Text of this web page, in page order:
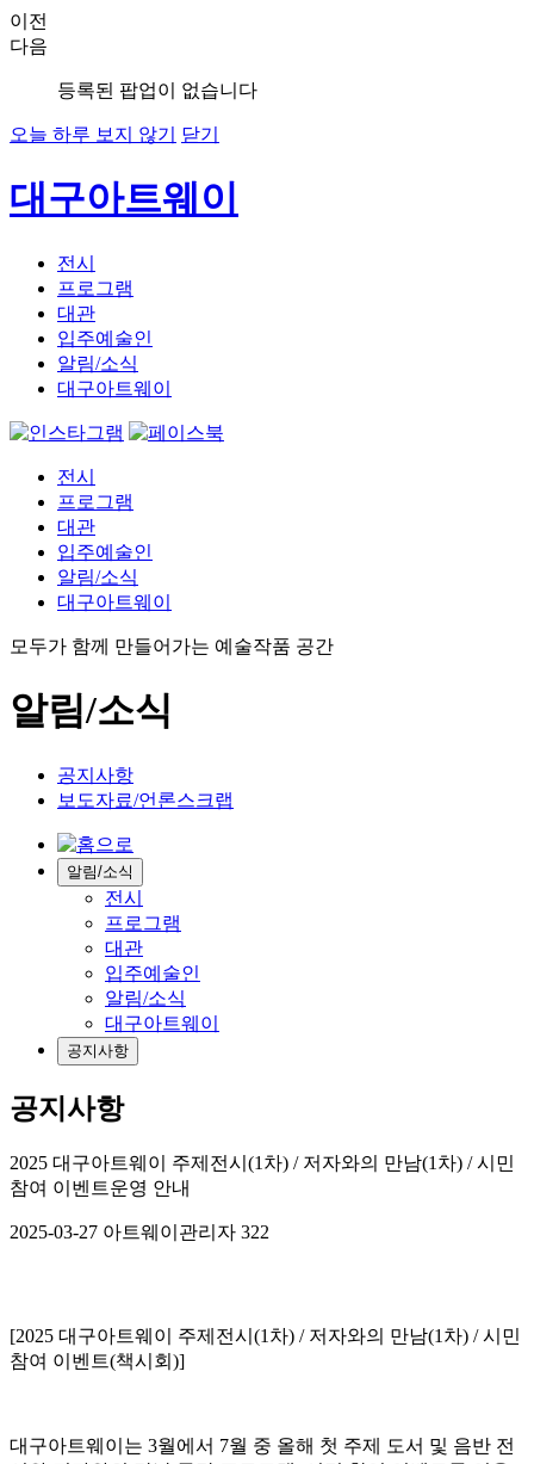
이전
다음
등록된 팝업이 없습니다
오늘 하루 보지 않기 닫기
대구아트웨이
전시
프로그램
대관
입주예술인
알림/소식
대구아트웨이
전시
프로그램
대관
입주예술인
알림/소식
대구아트웨이
모두가 함께 만들어가는 예술작품 공간
알림/소식
공지사항
보도자료/언론스크랩
알림/소식
전시
프로그램
대관
입주예술인
알림/소식
대구아트웨이
공지사항
공지사항
2025 대구아트웨이 주제전시(1차) / 저자와의 만남(1차) / 시민
참여 이벤트운영 안내
2025-03-27 아트웨이관리자 322
[2025 대구아트웨이 주제전시(1차) / 저자와의 만남(1차) / 시민
참여 이벤트(책시회)]
대구아트웨이는 3월에서 7월 중 올해 첫 주제 도서 및 음반 전